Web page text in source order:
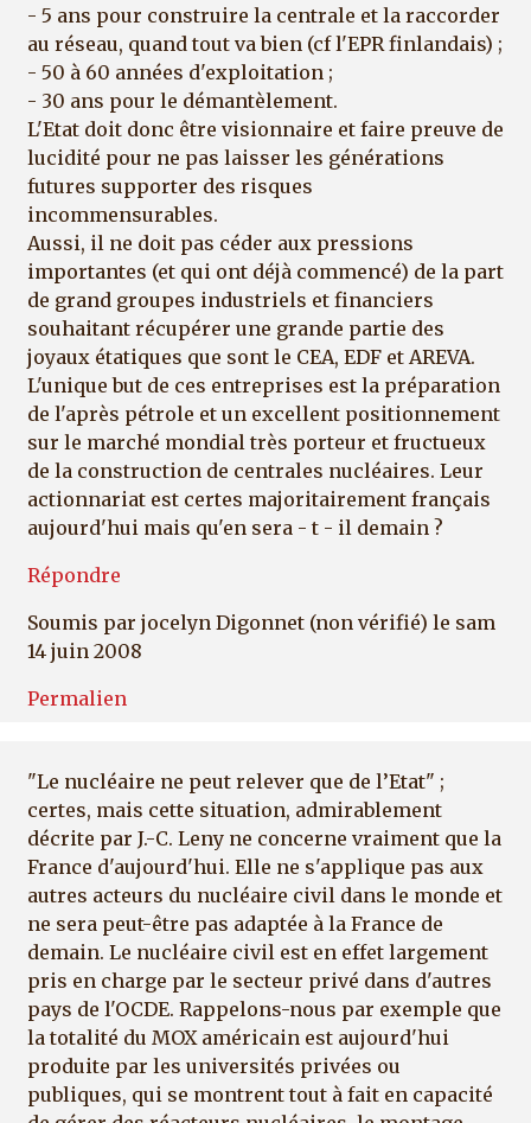
- 5 ans pour construire la centrale et la raccorder
au réseau, quand tout va bien (cf l'EPR finlandais) ;
- 50 à 60 années d'exploitation ;
- 30 ans pour le démantèlement.
L'Etat doit donc être visionnaire et faire preuve de
lucidité pour ne pas laisser les générations
futures supporter des risques
incommensurables.
Aussi, il ne doit pas céder aux pressions
importantes (et qui ont déjà commencé) de la part
de grand groupes industriels et financiers
souhaitant récupérer une grande partie des
joyaux étatiques que sont le CEA, EDF et AREVA.
L'unique but de ces entreprises est la préparation
de l'après pétrole et un excellent positionnement
sur le marché mondial très porteur et fructueux
de la construction de centrales nucléaires. Leur
actionnariat est certes majoritairement français
aujourd'hui mais qu'en sera - t - il demain ?
Répondre
Soumis par jocelyn Digonnet (non vérifié) le sam
14 juin 2008
Permalien
"Le nucléaire ne peut relever que de l’Etat" ;
certes, mais cette situation, admirablement
décrite par J.-C. Leny ne concerne vraiment que la
France d'aujourd'hui. Elle ne s'applique pas aux
autres acteurs du nucléaire civil dans le monde et
ne sera peut-être pas adaptée à la France de
demain. Le nucléaire civil est en effet largement
pris en charge par le secteur privé dans d'autres
pays de l'OCDE. Rappelons-nous par exemple que
la totalité du MOX américain est aujourd'hui
produite par les universités privées ou
publiques, qui se montrent tout à fait en capacité